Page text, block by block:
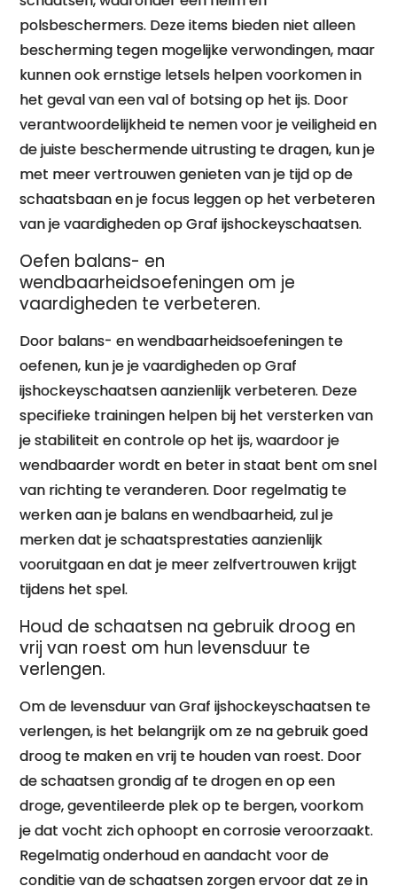
polsbeschermers. Deze items bieden niet alleen
bescherming tegen mogelijke verwondingen, maar
kunnen ook ernstige letsels helpen voorkomen in
het geval van een val of botsing op het ijs. Door
verantwoordelijkheid te nemen voor je veiligheid en
de juiste beschermende uitrusting te dragen, kun je
met meer vertrouwen genieten van je tijd op de
schaatsbaan en je focus leggen op het verbeteren
van je vaardigheden op Graf ijshockeyschaatsen.
Oefen balans- en
wendbaarheidsoefeningen om je
vaardigheden te verbeteren.
Door balans- en wendbaarheidsoefeningen te
oefenen, kun je je vaardigheden op Graf
ijshockeyschaatsen aanzienlijk verbeteren. Deze
specifieke trainingen helpen bij het versterken van
je stabiliteit en controle op het ijs, waardoor je
wendbaarder wordt en beter in staat bent om snel
van richting te veranderen. Door regelmatig te
werken aan je balans en wendbaarheid, zul je
merken dat je schaatsprestaties aanzienlijk
vooruitgaan en dat je meer zelfvertrouwen krijgt
tijdens het spel.
Houd de schaatsen na gebruik droog en
vrij van roest om hun levensduur te
verlengen.
Om de levensduur van Graf ijshockeyschaatsen te
verlengen, is het belangrijk om ze na gebruik goed
droog te maken en vrij te houden van roest. Door
de schaatsen grondig af te drogen en op een
droge, geventileerde plek op te bergen, voorkom
je dat vocht zich ophoopt en corrosie veroorzaakt.
Regelmatig onderhoud en aandacht voor de
conditie van de schaatsen zorgen ervoor dat ze in